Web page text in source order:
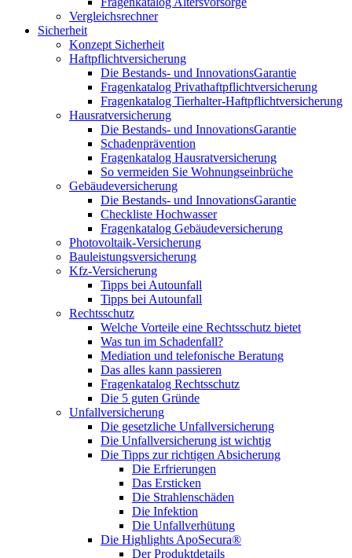
Vergleichsrechner
Sicherheit
Konzept Sicherheit
Haftpflichtversicherung
Die Bestands- und InnovationsGarantie
Fragenkatalog Privathaftpflichtversicherung
Fragenkatalog Tierhalter-Haftpflichtversicherung
Hausratversicherung
Die Bestands- und InnovationsGarantie
Schadenprävention
Fragenkatalog Hausratversicherung
So vermeiden Sie Wohnungseinbrüche
Gebäudeversicherung
Die Bestands- und InnovationsGarantie
Checkliste Hochwasser
Fragenkatalog Gebäudeversicherung
Photovoltaik-Versicherung
Bauleistungsversicherung
Kfz-Versicherung
Tipps bei Autounfall
Tipps bei Autounfall
Rechtsschutz
Welche Vorteile eine Rechtsschutz bietet
Was tun im Schadenfall?
Mediation und telefonische Beratung
Das alles kann passieren
Fragenkatalog Rechtsschutz
Die 5 guten Gründe
Unfallversicherung
Die gesetzliche Unfallversicherung
Die Unfallversicherung ist wichtig
Die Tipps zur richtigen Absicherung
Die Erfrierungen
Das Ersticken
Die Strahlenschäden
Die Infektion
Die Unfallverhütung
Die Highlights ApoSecura®
Der Produktdetails